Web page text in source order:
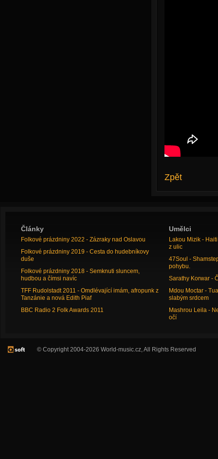
Zpět
Články
Folkové prázdniny 2022 - Zázraky nad Oslavou
Folkové prázdniny 2019 - Cesta do hudebníkovy
duše
Folkové prázdniny 2018 - Semknuti sluncem,
hudbou a čímsi navíc
TFF Rudolstadt 2011 - Omdlévající imám, afropunk z
Tanzánie a nová Edith Piaf
BBC Radio 2 Folk Awards 2011
Umělci
Lakou Mizik -
z ulic
47Soul -
pohybu.
Sarathy Korwar -
Mdou Moctar -
slabým srdcem
Mashrou Leila -
očí
© Copyright 2004-2026 World-music.cz, All Rights Reserved